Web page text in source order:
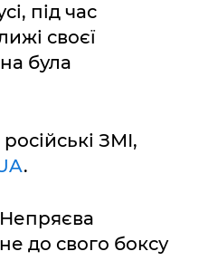
під час
своєї
була
ЗМІ,
.
до свого боксу